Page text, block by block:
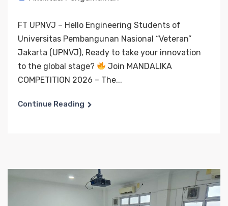
FT UPNVJ – Hello Engineering Students of
Universitas Pembangunan Nasional “Veteran”
Jakarta (UPNVJ), Ready to take your innovation
to the global stage?
Join MANDALIKA
COMPETITION 2026 – The...
Continue Reading